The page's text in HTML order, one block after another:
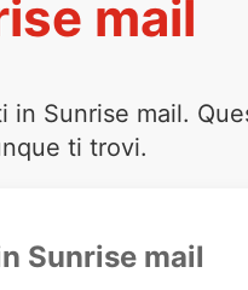
mail
in Sunrise mail.
ti trovi.
Sunrise mail